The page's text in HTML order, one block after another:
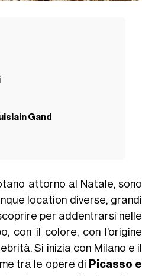
Gand
attorno al Natale, sono
location diverse, grandi
per addentrarsi nelle
con il colore, con l’origine
Si inizia con Milano e il
tra le opere di Picasso e